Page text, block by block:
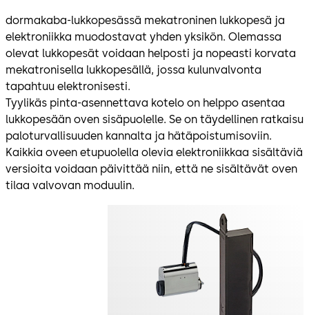
dormakaba-lukkopesässä mekatroninen lukkopesä ja
elektroniikka muodostavat yhden yksikön. Olemassa
olevat lukkopesät voidaan helposti ja nopeasti korvata
mekatronisella lukkopesällä, jossa kulunvalvonta
tapahtuu elektronisesti.
Tyylikäs pinta-asennettava kotelo on helppo asentaa
lukkopesään oven sisäpuolelle. Se on täydellinen ratkaisu
paloturvallisuuden kannalta ja hätäpoistumisoviin.
Kaikkia oveen etupuolella olevia elektroniikkaa sisältäviä
versioita voidaan päivittää niin, että ne sisältävät oven
tilaa valvovan moduulin.